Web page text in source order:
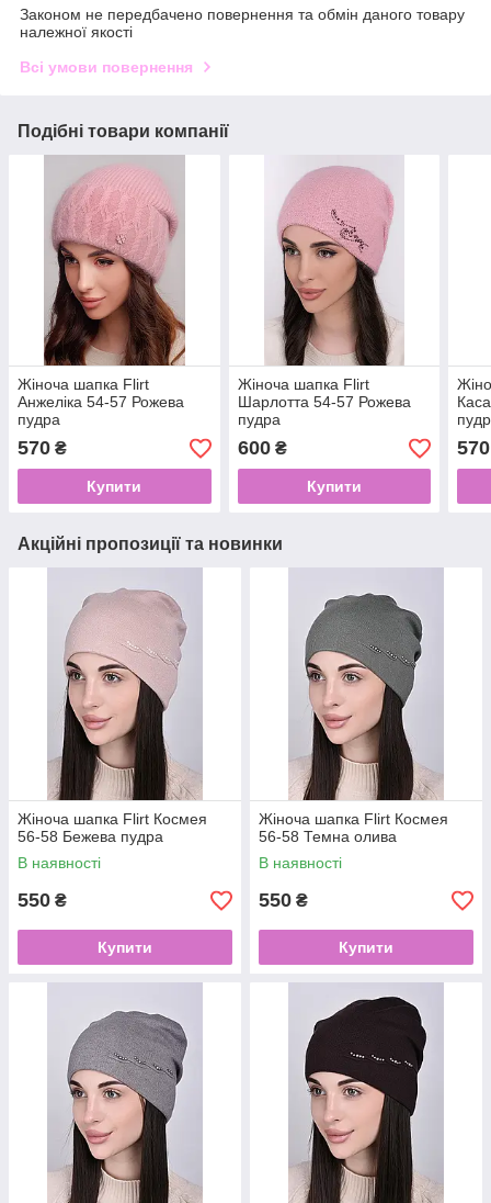
Законом не передбачено повернення та обмін даного товару
належної якості
Всі умови повернення
Подібні товари компанії
Жіноча шапка Flirt
Анжеліка 54-57 Рожева
пудра
570 ₴
Купити
Жіноча шапка Flirt
Шарлотта 54-57 Рожева
пудра
600₴
Купити
570
Акційні пропозиції та новинки
Жіноча шапка Flirt Космея
56-58 Бежева пудра
В наявності
550 ₴
Купити
Жіноча шапка Flirt Космея
56-58 Темна олива
В наявності
550 ₴
Купити